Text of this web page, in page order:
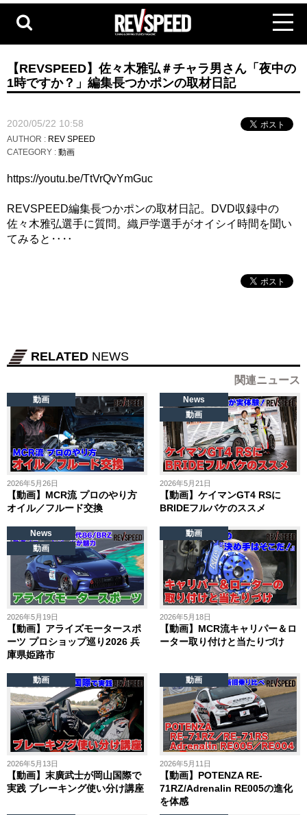
【REVSPEED】佐々木雅弘＃チャラ男さん「夜中の
1時ですか？」編集長つかポンの取材日記
2020/05/22 10:58
AUTHOR : REV SPEED
CATEGORY : 動画
https://youtu.be/TtVrQvYmGuc
REVSPEED編集長つかポンの取材日記。DVD収録中の
佐々木雅弘選手に質問。織戸学選手がオイシイ時間を聞い
てみると‥‥
RELATED NEWS
関連ニュース
2026年5月26日
【動画】MCR流 プロのやり方
オイル／フルード交換
動画
2026年5月21日
【動画】ケイマンGT4 RSに
BRIDEフルバケのススメ
News
動画
2026年5月19日
【動画】アライズモータースポ
ーツ プロショップ巡り2026 兵
庫県姫路市
News
動画
2026年5月18日
【動画】MCR流キャリパー＆ロ
ーター取り付けと当たりづけ
動画
2026年5月13日
【動画】末廣武士が岡山国際で
実践 ブレーキング使い分け講座
動画
2026年5月11日
【動画】POTENZA RE-
71RZ/Adrenalin RE005の進化
を体感
動画